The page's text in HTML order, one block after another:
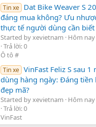
Tin xe Dat Bike Weaver S
đáng mua không? Ưu
thực tế người dùng cần biết
Started by xevietnam
Hôm nay
Trả lời: 0
Ô tô #
Tin xe VinFast Feliz S sau 1
dùng hàng ngày: Đáng tiền
đẹp mã?
Started by xevietnam
Hôm nay
Trả lời: 0
VinFast